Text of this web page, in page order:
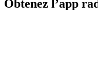
Obtenez l’app